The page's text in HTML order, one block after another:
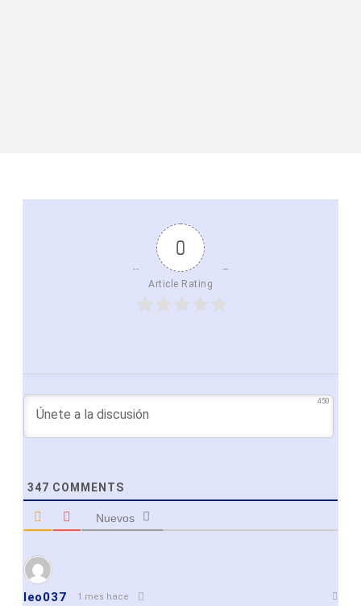
0
Article Rating
450
347 COMMENTS
Nuevos
leo037 1 mes hace